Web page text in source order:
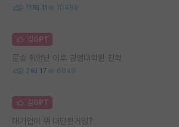
11 11 10489
김GPT
문송 취업난 이후 경영대학원 진학
2 17 6849
김GPT
대기업이 뭐 대단한거임?